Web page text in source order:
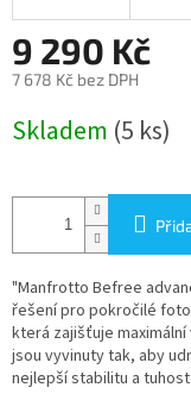
9 290 Kč
7 678 Kč bez DPH
cena:
Skladem (5 ks)
"Manfrotto Befree
řešení pro pokročilé
která zajišťuje
jsou vyvinuty tak, aby
nejlepší stabilitu a